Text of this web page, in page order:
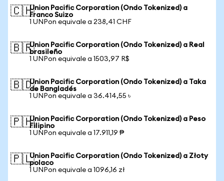
🇨🇭Union Pacific Corporation (Ondo Tokenized) a
Franco Suizo
1 UNPon equivale a 238,41 CHF
🇧🇷Union Pacific Corporation (Ondo Tokenized) a Real
brasileño
1 UNPon equivale a 1503,97 R$
🇧🇩Union Pacific Corporation (Ondo Tokenized) a Taka
de Bangladés
1 UNPon equivale a 36.414,55 ৳
🇵🇭Union Pacific Corporation (Ondo Tokenized) a Peso
Filipino
1 UNPon equivale a 17.911,19 ₱
🇵🇱Union Pacific Corporation (Ondo Tokenized) a Złoty
polaco
1 UNPon equivale a 1096,16 zł